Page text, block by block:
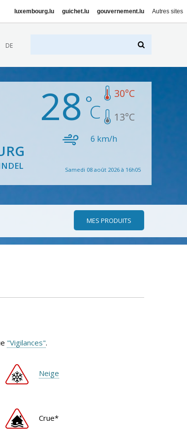
luxembourg.lu guichet.lu gouvernement.lu Autres sites
DE
28 30°C
13°C
6 km/h
Samedi 08 août 2026 à 16h05
MES PRODUITS
"Vigilances".
Neige
Crue*